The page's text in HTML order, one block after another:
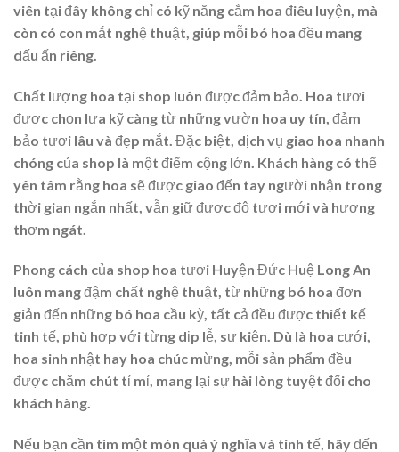
viên tại đây không chỉ có kỹ năng cắm hoa điêu luyện, mà
còn có con mắt nghệ thuật, giúp mỗi bó hoa đều mang
dấu ấn riêng.
Chất lượng hoa tại shop luôn được đảm bảo. Hoa tươi
được chọn lựa kỹ càng từ những vườn hoa uy tín, đảm
bảo tươi lâu và đẹp mắt. Đặc biệt, dịch vụ giao hoa nhanh
chóng của shop là một điểm cộng lớn. Khách hàng có thể
yên tâm rằng hoa sẽ được giao đến tay người nhận trong
thời gian ngắn nhất, vẫn giữ được độ tươi mới và hương
thơm ngát.
Phong cách của shop hoa tươi Huyện Đức Huệ Long An
luôn mang đậm chất nghệ thuật, từ những bó hoa đơn
giản đến những bó hoa cầu kỳ, tất cả đều được thiết kế
tinh tế, phù hợp với từng dịp lễ, sự kiện. Dù là hoa cưới,
hoa sinh nhật hay hoa chúc mừng, mỗi sản phẩm đều
được chăm chút tỉ mỉ, mang lại sự hài lòng tuyệt đối cho
khách hàng.
Nếu bạn cần tìm một món quà ý nghĩa và tinh tế, hãy đến